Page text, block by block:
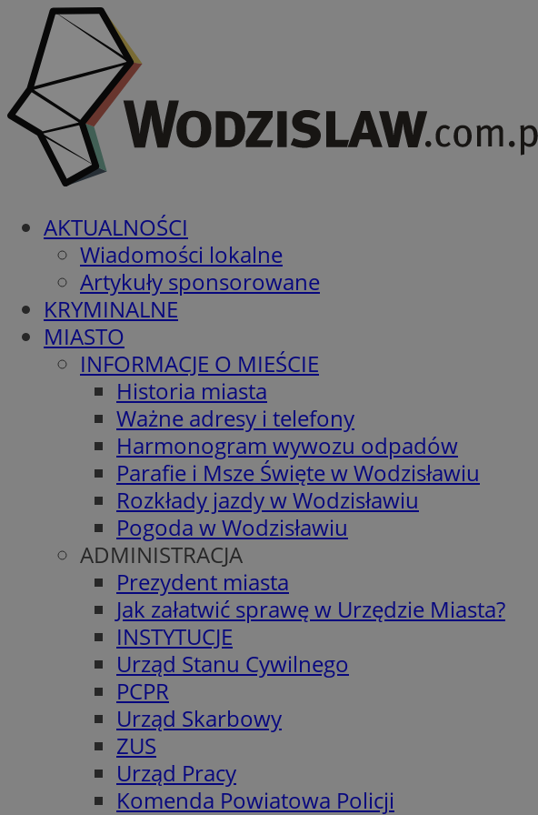
AKTUALNOŚCI
Wiadomości lokalne
Artykuły sponsorowane
KRYMINALNE
MIASTO
INFORMACJE O MIEŚCIE
Historia miasta
Ważne adresy i telefony
Harmonogram wywozu odpadów
Parafie i Msze Święte w Wodzisławiu
Rozkłady jazdy w Wodzisławiu
Pogoda w Wodzisławiu
ADMINISTRACJA
Prezydent miasta
Jak załatwić sprawę w Urzędzie Miasta?
INSTYTUCJE
Urząd Stanu Cywilnego
PCPR
Urząd Skarbowy
ZUS
Urząd Pracy
Komenda Powiatowa Policji